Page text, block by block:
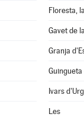
Floresta, la
Gavet de
Granja
Guingueta
Ivars
Les